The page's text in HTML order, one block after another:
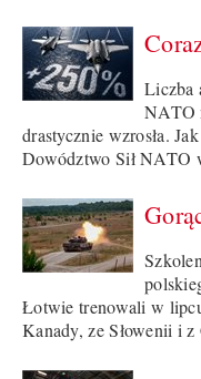
Liczba
NATO
drastycznie wzrosła.
Dowództwo Sił NATO
Łotwie trenowali w
Kanady, ze Słowenii i